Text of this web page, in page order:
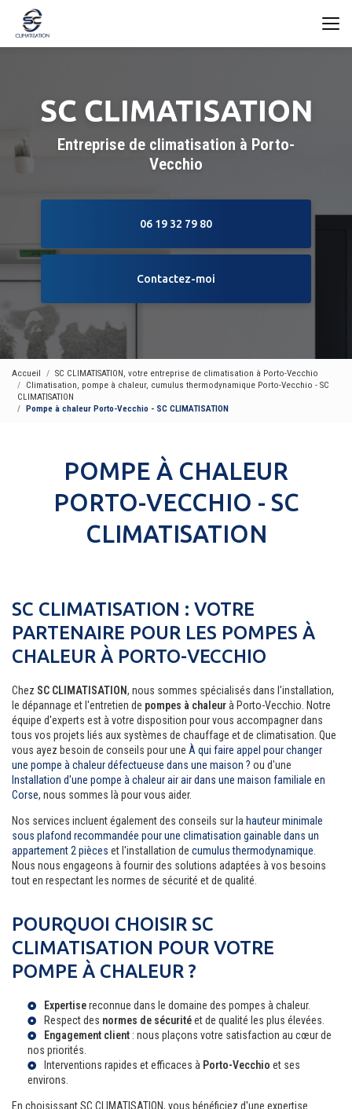
contenu
Entreprise de climatisation à Porto-
Vecchio
06 19 32 79 80
Contactez-moi
Accueil
SC CLIMATISATION, votre entreprise de climatisation à Porto-Vecchio
Climatisation, pompe à chaleur, cumulus thermodynamique Porto-Vecchio - SC
CLIMATISATION
Pompe à chaleur Porto-Vecchio - SC CLIMATISATION
POMPE À CHALEUR
PORTO-VECCHIO - SC
CLIMATISATION
SC CLIMATISATION : VOTRE
PARTENAIRE POUR LES POMPES À
CHALEUR À PORTO-VECCHIO
Chez SC CLIMATISATION, nous sommes spécialisés dans l'installation,
le dépannage et l'entretien de pompes à chaleurà Porto-Vecchio. Notre
équipe d'experts est à votre disposition pour vous accompagner dans
tous vos projets liés aux systèmes de chauffage et de climatisation. Que
vous ayez besoin de conseils pour une À qui faire appel pour changer
une pompe à chaleur défectueuse dans une maison ? ou d'une
Installation d'une pompe à chaleur air air dans une maison familiale en
Corse, nous sommes là pour vous aider.
Nos services incluent également des conseils sur la hauteur minimale
sous plafond recommandée pour une climatisation gainable dans un
appartement 2 pièces et l'installation de cumulus thermodynamique.
Nous nous engageons à fournir des solutions adaptées à vos besoins
tout en respectant les normes de sécurité et de qualité.
POURQUOI CHOISIR SC
CLIMATISATION POUR VOTRE
POMPE À CHALEUR ?
Expertisereconnue dans le domaine des pompes à chaleur.
Respect des normes de sécuritéet de qualité les plus élevées.
Engagement client : nous plaçons votre satisfaction au cœur de
nos priorités.
Interventions rapides et efficaces à Porto-Vecchio et ses
environs.
En choisissant SC CLIMATISATION, vous bénéficiez d'une expertise